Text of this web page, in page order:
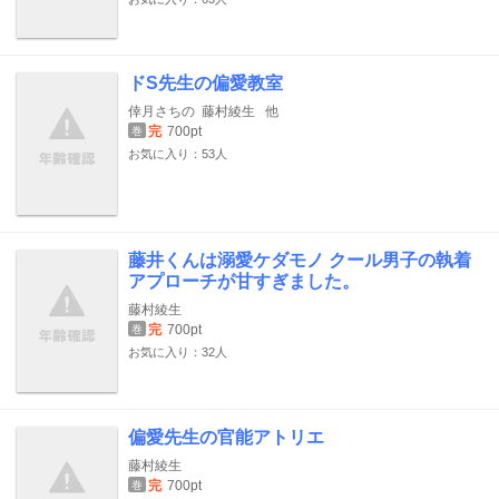
ドS先生の偏愛教室
倖月さちの 藤村綾生 他
巻 完 700pt
お気に入り：53人
藤井くんは溺愛ケダモノ クール男子の執着
アプローチが甘すぎました。
藤村綾生
巻 完 700pt
お気に入り：32人
偏愛先生の官能アトリエ
藤村綾生
巻 完 700pt